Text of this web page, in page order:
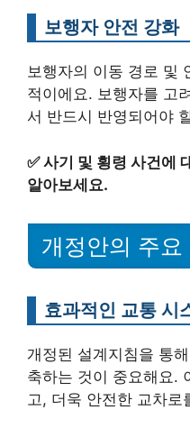
보행자 안전 강화
보행자의 이동 경로 및
적이에요. 보행자를 고
서 반드시 반영되어야
✅사기 및 횡령 사건에
알아보세요.
개정안의 주요
효과적인 교통 시
개정된 설계지침을 통
축하는 것이 중요해요.
고, 더욱 안전한 교차로